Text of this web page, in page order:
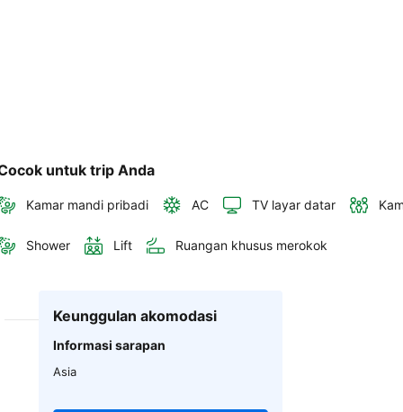
untuk trip Anda
Kamar mandi pribadi AC TV layar datar
Shower Lift Ruangan khusus merokok
Keunggulan akomodasi
Informasi sarapan
Asia